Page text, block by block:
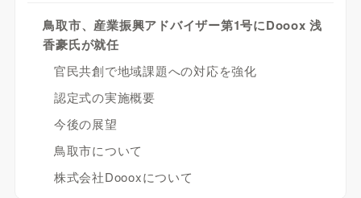
鳥取市、産業振興アドバイザー第1号にDooox 浅
香豪氏が就任
官民共創で地域課題への対応を強化
認定式の実施概要
今後の展望
鳥取市について
株式会社Doooxについて